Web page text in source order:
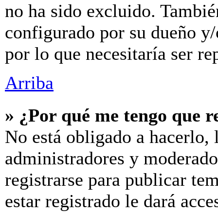
no ha sido excluido.
configurado por su dueño
por lo que necesitaría ser
Arriba
» ¿Por qué me tengo que
No está obligado a
administradores y
registrarse para publicar
estar registrado le dará